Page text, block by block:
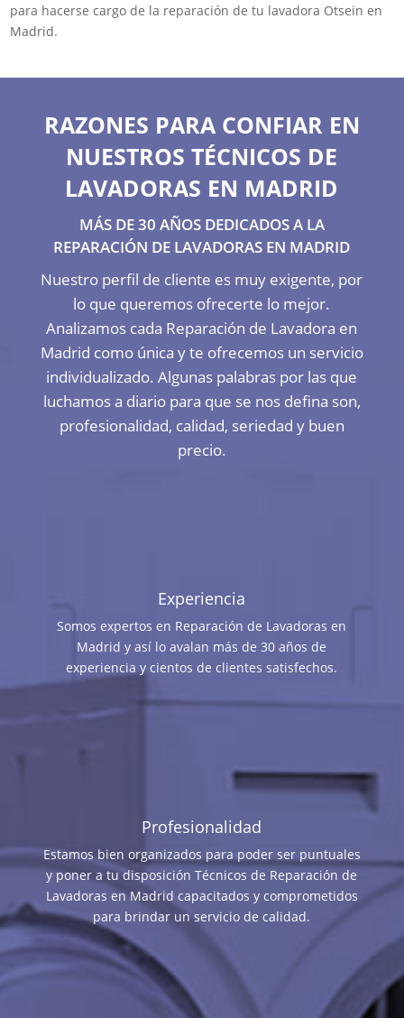
para hacerse cargo de la reparación de tu lavadora Otsein en
Madrid.
RAZONES PARA CONFIAR EN
NUESTROS TÉCNICOS DE
LAVADORAS EN MADRID
MÁS DE 30 AÑOS DEDICADOS A LA
REPARACIÓN DE LAVADORAS EN MADRID
Nuestro perfil de cliente es muy exigente, por
lo que queremos ofrecerte lo mejor.
Analizamos cada Reparación de Lavadora en
Madrid como única y te ofrecemos un servicio
individualizado. Algunas palabras por las que
luchamos a diario para que se nos defina son,
profesionalidad, calidad, seriedad y buen
precio.
Experiencia
Somos expertos en Reparación de Lavadoras en
Madrid y así lo avalan más de 30 años de
experiencia y cientos de clientes satisfechos.
Profesionalidad
Estamos bien organizados para poder ser puntuales
y poner a tu disposición Técnicos de Reparación de
Lavadoras en Madrid capacitados y comprometidos
para brindar un servicio de calidad.